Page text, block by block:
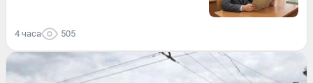
4 часа 505